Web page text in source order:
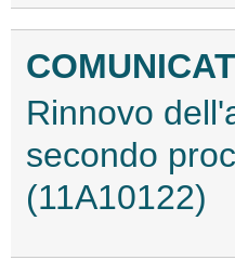
Rinnovo
secondo
(11A10122)